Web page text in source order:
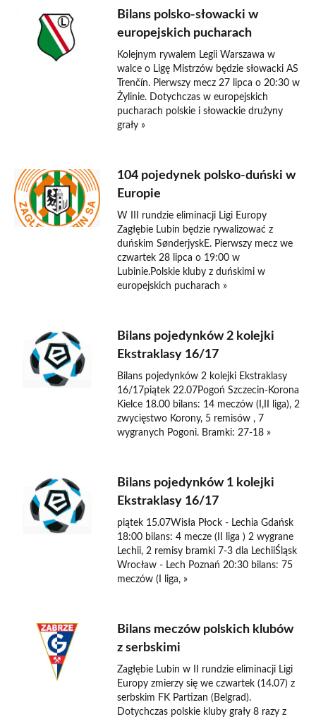
Bilans polsko-słowacki w
europejskich pucharach
Kolejnym rywalem Legii Warszawa w
walce o Ligę Mistrzów będzie słowacki AS
Trenčín. Pierwszy mecz 27 lipca o 20:30 w
Żylinie. Dotychczas w europejskich
pucharach polskie i słowackie drużyny
grały »
104 pojedynek polsko-duński w
Europie
W III rundzie eliminacji Ligi Europy
Zagłębie Lubin będzie rywalizować z
duńskim SønderjyskE. Pierwszy mecz we
czwartek 28 lipca o 19:00 w
Lubinie.Polskie kluby z duńskimi w
europejskich pucharach »
Bilans pojedynków 2 kolejki
Ekstraklasy 16/17
Bilans pojedynków 2 kolejki Ekstraklasy
16/17piątek 22.07Pogoń Szczecin-Korona
Kielce 18.00 bilans: 14 meczów (I,II liga), 2
zwycięstwo Korony, 5 remisów , 7
wygranych Pogoni. Bramki: 27-18 »
Bilans pojedynków 1 kolejki
Ekstraklasy 16/17
piątek 15.07Wisła Płock - Lechia Gdańsk
18:00 bilans: 4 mecze (II liga ) 2 wygrane
Lechii, 2 remisy bramki 7-3 dla LechiiŚląsk
Wrocław - Lech Poznań 20:30 bilans: 75
meczów (I liga, »
Bilans meczów polskich klubów
z serbskimi
Zagłębie Lubin w II rundzie eliminacji Ligi
Europy zmierzy się we czwartek (14.07) z
serbskim FK Partizan (Belgrad).
Dotychczas polskie kluby grały 8 razy z